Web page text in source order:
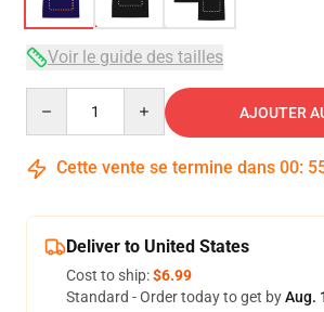
Voir le guide des tailles
AJOUTER
Cette vente se termine dans 00:
Deliver to United States
Cost to ship:$6.99
Standard - Order today to get byAug.